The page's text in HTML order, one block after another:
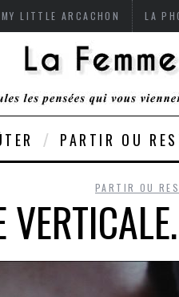
MY LITTLE ARCACHON LA
PARTIR OU
PARTIR OU